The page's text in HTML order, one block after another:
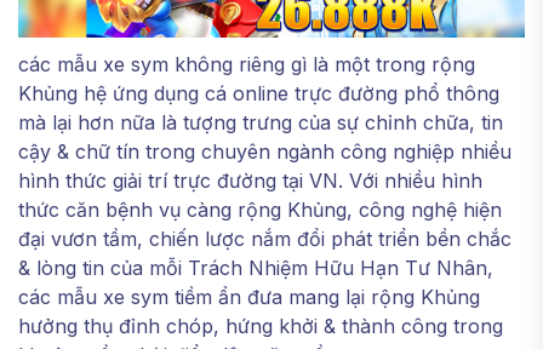
các mẫu xe sym không riêng gì là một trong rộng
Khủng hệ ứng dụng cá online trực đường phổ thông
mà lại hơn nữa là tượng trưng của sự chỉnh chữa, tin
cậy & chữ tín trong chuyên ngành công nghiệp nhiều
hình thức giải trí trực đường tại VN. Với nhiều hình
thức căn bệnh vụ càng rộng Khủng, công nghệ hiện
đại vươn tầm, chiến lược nắm đổi phát triển bền chắc
& lòng tin của mỗi Trách Nhiệm Hữu Hạn Tư Nhân,
các mẫu xe sym tiềm ẩn đưa mang lại rộng Khủng
hưởng thụ đỉnh chóp, hứng khởi & thành công trong